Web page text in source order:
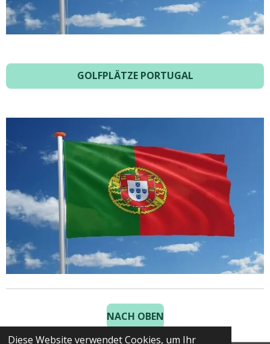
Diese Website verwendet Cookies, um Ihr
GOLFPLÄTZE PORTUGAL
NACH OBEN